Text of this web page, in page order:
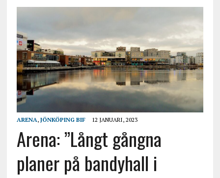
ARENA, JÖNKÖPING BIF 12 JANUARI, 2023
Arena: ”Långt gångna
planer på bandyhall i